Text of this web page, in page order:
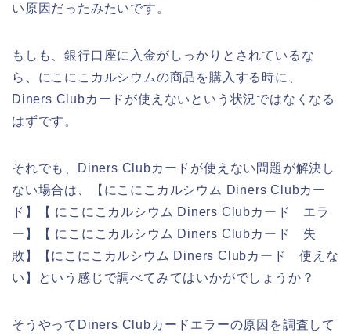
い原因だったみたいです。
もしも、銀行口座に入金がしっかりとされているな
ら、にこにこカルシウムの商品を購入する時に、
Diners Clubカードが使えないという状況ではなくなる
はずです。
それでも、Diners Clubカードが使えない問題が解決し
ない場合は、【にこにこカルシウム Diners Clubカー
ド】【 にこにこカルシウム Diners Clubカード エラ
ー】【 にこにこカルシウム Diners Clubカード 失
敗】【にこにこカルシウム Diners Clubカード 使えな
い】という感じで調べてみてはいかがでしょうか？
そうやってDiners Clubカードエラーの原因を調査して